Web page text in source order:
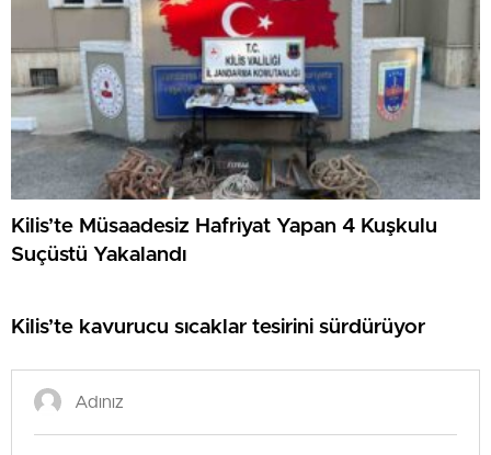
Kilis’te Müsaadesiz Hafriyat Yapan 4 Kuşkulu
Suçüstü Yakalandı
Kilis’te kavurucu sıcaklar tesirini sürdürüyor